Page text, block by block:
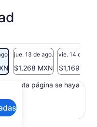
jue. 13 de ago.
$1,268 MXN
vie. 14 de ago.
$1,169 MXN
de esta página se haya
Se